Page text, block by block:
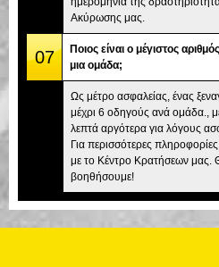
Ακύρωσης μας.
07
Ποιος είναι ο μέγιστος
μια ομάδα;
Ως μέτρο ασφαλείας, ένας
μέχρι 6 οδηγούς ανά ομάδα.,
λεπτά αργότερα για λόγους
Για περισσότερες
με το Κέντρο Κρατήσεων μας.
βοηθήσουμε!